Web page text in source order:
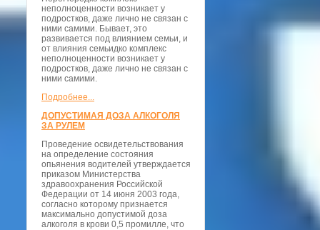
неполноценности возникает у
подростков, даже лично не связан с
ними самими. Бывает, это
развивается под влиянием семьи, и
от влияния семьидко комплекс
неполноценности возникает у
подростков, даже лично не связан с
ними самими.
Подробнее...
ДОПУСТИМАЯ ДОЗА АЛКОГОЛЯ
ЗА РУЛЕМ
Проведение освидетельствования
на определение состояния
опьянения водителей утверждается
приказом Министерства
здравоохранения Российской
Федерации от 14 июня 2003 года,
согласно которому признается
максимально допустимой доза
алкоголя в крови 0,5 промилле, что